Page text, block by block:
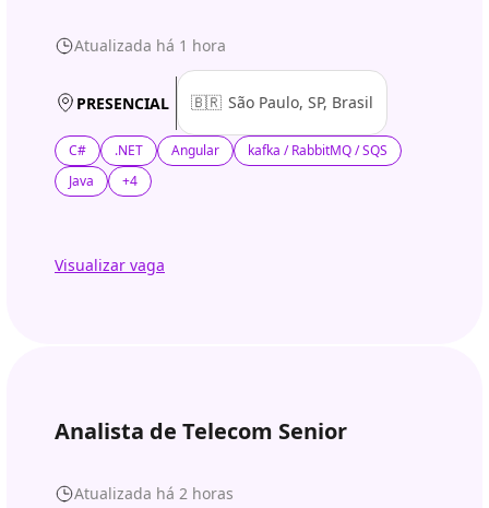
Atualizada há 1 hora
PRESENCIAL 🇧🇷 São Paulo, SP, Brasil
C# .NET Angular
kafka / RabbitMQ / SQS
Java
+4
Visualizar vaga
Analista de Telecom Senior
Atualizada há 2 horas